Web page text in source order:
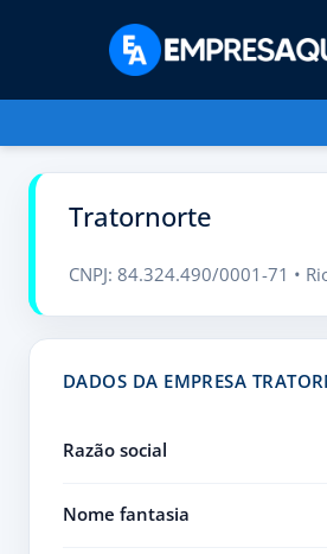
Tratornorte
CNPJ: 84.324.490/0001-71 •
DADOS DA EMPRESA
Razão social
Nome fantasia